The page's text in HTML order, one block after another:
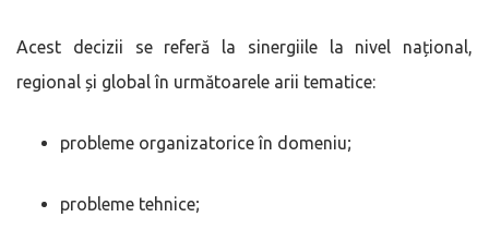
Acest decizii se referă la sinergiile la nivel național,
regional și global în următoarele arii tematice:
probleme organizatorice în domeniu;
probleme tehnice;